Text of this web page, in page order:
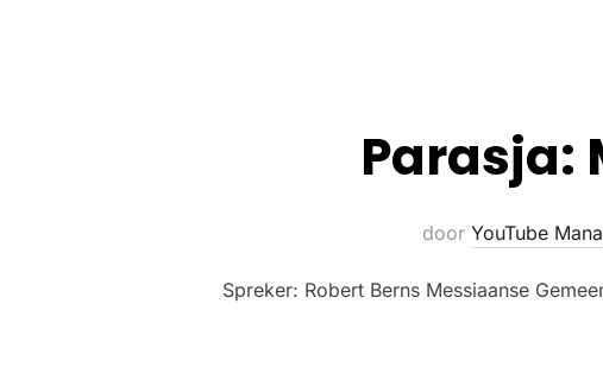
Parasja:
door YouTube
Spreker: Robert Berns Messiaanse